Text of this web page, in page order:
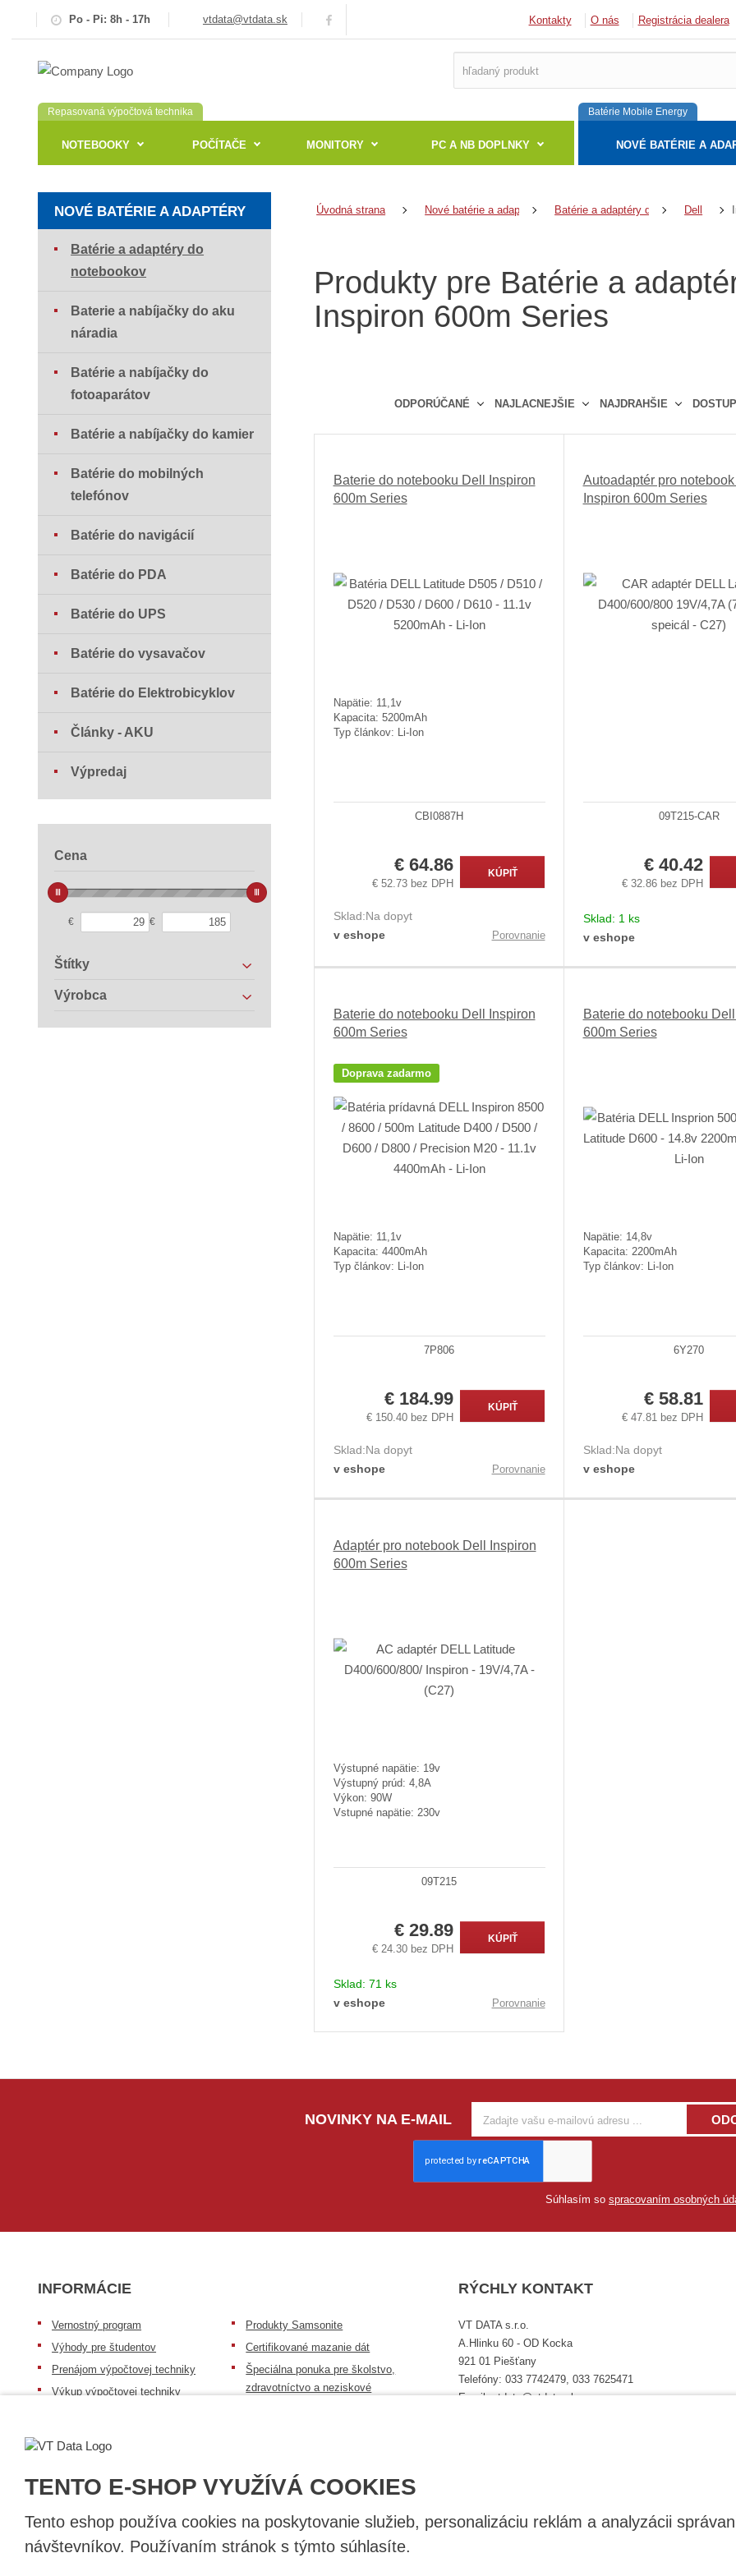
TENTO E-SHOP VYUŽÍVÁ COOKIES
Tento eshop používa cookies na poskytovanie služieb, personalizáciu reklám a analyzácii
návštevníkov. Používaním stránok s týmto súhlasíte.
Po - Pi: 8h - 17h vtdata@vtdata.sk Kontakty O nás Registrácia dealera
Repasovaná výpočtová technika
NOTEBOOKY POČÍTAČE MONITORY PC A NB DOPLNKY
Batérie Mobile Energy
NOVÉ BATÉRIE A
Úvodná strana Nové batérie a adaptéry Batérie a adaptéry do notebookov
Dell
Produkty pre Batérie a
Inspiron 600m Series
ODPORÚČANÉ NAJLACNEJŠIE NAJDRAHŠIE
e
n
d
u
k
Baterie do notebooku Dell Inspiron
600m Series
Napätie: 11,1v
Kapacita: 5200mAh
Typ článkov: Li-Ion
CBI0887H
€ 64.86
€ 52.73 bez DPH
KÚPIŤ
Sklad:Na dopyt
v eshope
Porovnanie
Autoadaptér pro notebook
Inspiron 600m Series
09T215-CAR
€ 40.42
€ 32.86 bez DPH
Sklad: 1 ks
v eshope
Baterie do notebooku Dell Inspiron
600m Series
Doprava zadarmo
Napätie: 11,1v
Kapacita: 4400mAh
Typ článkov: Li-Ion
7P806
€ 184.99
€ 150.40 bez DPH
KÚPIŤ
Sklad:Na dopyt
v eshope
Porovnanie
Baterie do notebooku
600m Series
Napätie: 14,8v
Kapacita: 2200mAh
Typ článkov: Li-Ion
6Y270
€ 58.81
€ 47.81 bez DPH
Sklad:Na dopyt
v eshope
Adaptér pro notebook Dell Inspiron
600m Series
Výstupné napätie: 19v
Výstupný prúd: 4,8A
Výkon: 90W
Vstupné napätie: 230v
09T215
€ 29.89
€ 24.30 bez DPH
KÚPIŤ
Sklad: 71 ks
v eshope
Porovnanie
NOVÉ BATÉRIE A ADAPTÉRY
Batérie a adaptéry do
notebookov
Baterie a nabíjačky do aku
náradia
Batérie a nabíjačky do
fotoaparátov
Batérie a nabíjačky do kamier
Batérie do mobilných
telefónov
Batérie do navigácií
Batérie do PDA
Batérie do UPS
Batérie do vysavačov
Batérie do Elektrobicyklov
Články - AKU
Výpredaj
Cena
€ €
Štítky
Výrobca
NOVINKY NA E-MAIL
Súhlasím so spracovaním osobných
INFORMÁCIE
Vernostný program
Výhody pre študentov
Prenájom výpočtovej techniky
Výkup výpočtovej techniky
Produkty Samsonite
Certifikované mazanie dát
Špeciálna ponuka pre školstvo,
zdravotníctvo a neziskové
Všeobecné informácie
RÝCHLY KONTAKT
VT DATA s.r.o.
A.Hlinku 60 - OD Kocka
921 01 Piešťany
Telefóny: 033 7742479, 033 7625471
Email: vtdata@vtdata.sk